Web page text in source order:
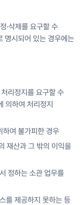
·삭제를 요구할 수
명시되어 있는 경우에는
처리정지를 요구할 수
의하여 처리정지
하여 불가피한 경우
재산과 그 밖의 이익을
정하는 소관 업무를
를 제공하지 못하는 등